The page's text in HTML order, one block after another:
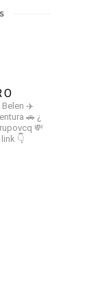
✈️
🚗 ¿
💸
👇